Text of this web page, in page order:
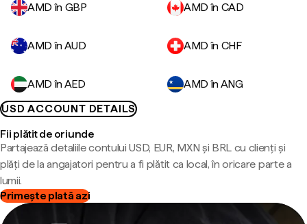
AMD în GBP AMD în CAD
AMD în AUD AMD în CHF
AMD în AED
AMD în ANG
USD ACCOUNT DETAILS
Fii plătit de oriunde
Partajează detaliile contului USD, EUR, MXN și BRL cu clienți și
plăți de la angajatori pentru a fi plătit ca local, în oricare parte a
lumii.
Primește plată azi